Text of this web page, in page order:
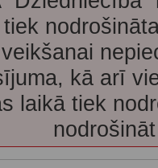
kā arī
laikā tiek